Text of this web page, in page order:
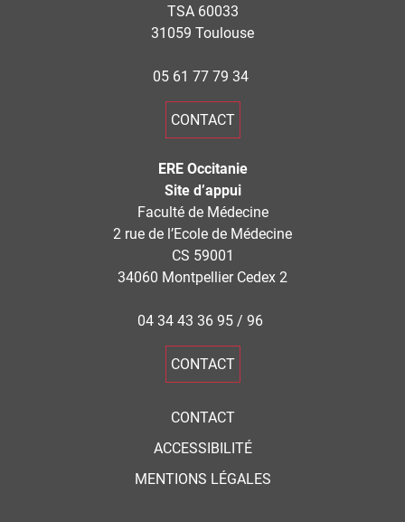
TSA 60033
31059 Toulouse
05 61 77 79 34
CONTACT
ERE Occitanie
Site d’appui
Faculté de Médecine
2 rue de l’Ecole de Médecine
CS 59001
34060 Montpellier Cedex 2
04 34 43 36 95 / 96
CONTACT
CONTACT
ACCESSIBILITÉ
MENTIONS LÉGALES